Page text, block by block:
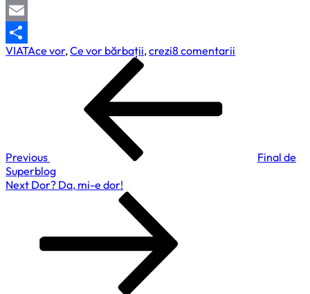
X
Email
Partajează
VIATAce vor,Ce vor bărbații,crezi8 comentarii
Previous
Final de
Superblog
Next
Next Dor? Da, mi-e dor!